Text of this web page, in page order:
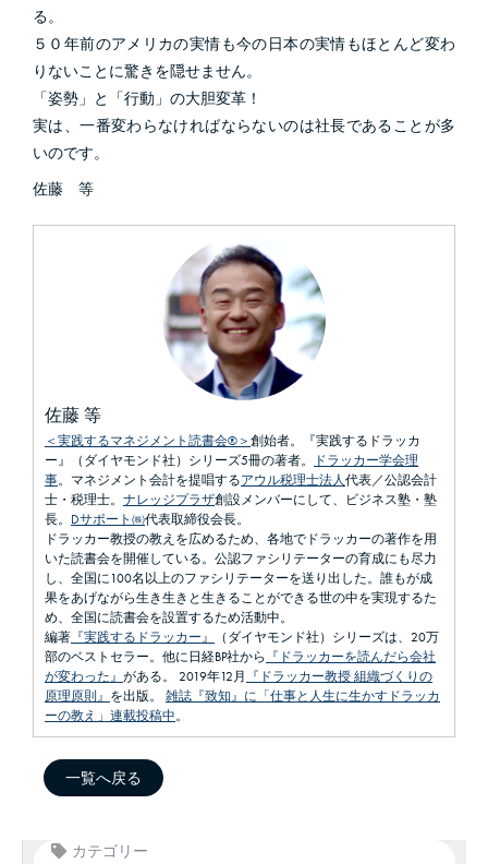
る。
５０年前のアメリカの実情も今の日本の実情もほとんど変わ
りないことに驚きを隠せません。
「姿勢」と「行動」の大胆変革！
実は、一番変わらなければならないのは社長であることが多
いのです。
佐藤 等
佐藤 等
＜実践するマネジメント読書会®＞創始者。『実践するドラッカ
ー』（ダイヤモンド社）シリーズ5冊の著者。
ドラッカー学会理
事。マネジメント会計を提唱するアウル税理士法人代表／公認会計
士・税理士。 ナレッジプラザ創設メンバーにして、ビジネス塾・塾
長。 Dサポート㈱代表取締役会長。
ドラッカー教授の教えを広めるため、各地でドラッカーの著作を用
いた読書会を開催している。公認ファシリテーターの育成にも尽力
し、全国に100名以上のファシリテーターを送り出した。誰もが成
果をあげながら生き生きと生きることができる世の中を実現するた
め、全国に読書会を設置するため活動中。
編著 『実践するドラッカー』
（ダイヤモンド社）シリーズは、20万
部のベストセラー。他に日経BP社から 『ドラッカーを読んだら会社
が変わった』 がある。 2019年12月 『ドラッカー教授 組織づくりの
原理原則』 を出版。 雑誌『致知』に「仕事と人生に生かすドラッカ
ーの教え」連載投稿中。
一覧へ戻る
カテゴリー